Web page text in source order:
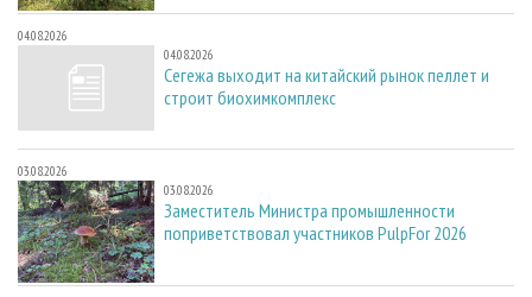
04.08.2026
04.08.2026
Сегежа выходит на китайский рынок пеллет и
строит биохимкомплекс
03.08.2026
03.08.2026
Заместитель Министра промышленности
поприветствовал участников PulpFor 2026